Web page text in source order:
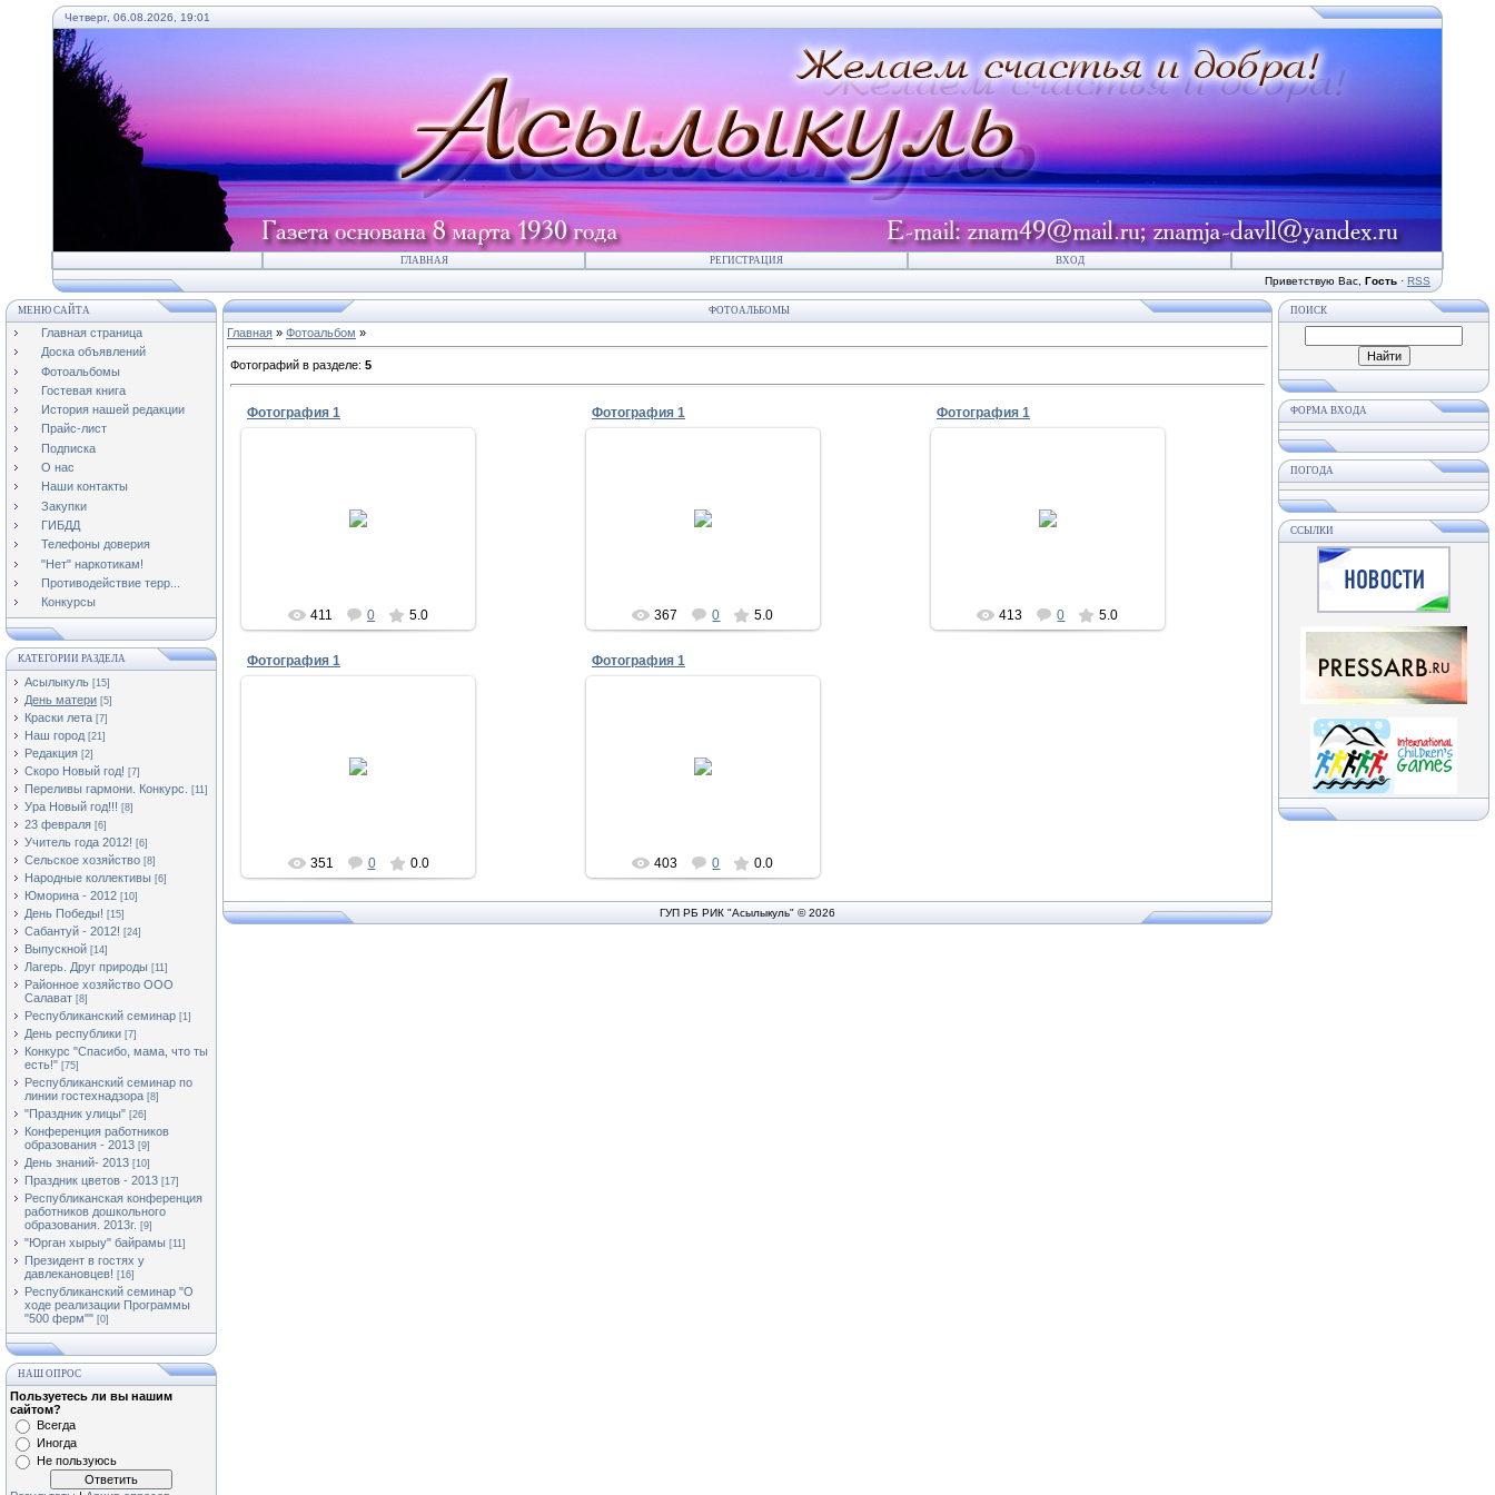
Четверг, 06.08.2026, 19:01
ГЛАВНАЯ РЕГИСТРАЦИЯ ВХОД
Приветствую Вас Гость · RSS
МЕНЮ САЙТА
Главная страница
Доска объявлений
Фотоальбомы
Гостевая книга
История нашей редакции
Прайс-лист
Подписка
О нас
Наши контакты
Закупки
ГИБДД
Телефоны доверия
"Нет" наркотикам!
Противодействие терр...
Конкурсы
КАТЕГОРИИ РАЗДЕЛА
Асылыкуль [15]
День матери [5]
Краски лета [7]
Наш город [21]
Редакция [2]
Скоро Новый год! [7]
Переливы гармони. Конкурс. [11]
Ура Новый год!!! [8]
23 февраля [6]
Учитель года 2012! [6]
Сельское хозяйство [8]
Народные коллективы [6]
Юморина - 2012 [10]
День Победы! [15]
Сабантуй - 2012! [24]
Выпускной [14]
Лагерь. Друг природы [11]
Районное хозяйство ООО
Салават [8]
Республиканский семинар [1]
День республики [7]
Конкурс "Спасибо, мама, что ты
есть!" [75]
Республиканский семинар по
линии гостехнадзора [8]
"Праздник улицы" [26]
Конференция работников
образования - 2013 [9]
День знаний- 2013 [10]
Праздник цветов - 2013 [17]
Республиканская конференция
работников дошкольного
образования. 2013г. [9]
"Юрган хырыу" байрамы [11]
Президент в гостях у
давлекановцев! [16]
Республиканский семинар "О
ходе реализации Программы
"500 ферм"" [0]
НАШ ОПРОС
Пользуетесь ли вы нашим
сайтом?
Всегда
Иногда
Не пользуюсь
ФОТОАЛЬБОМЫ
Главная » Фотоальбом »
Фотографий в разделе: 5
Фотография 1
411 0 5.0
Фотография 1
367 0 5.0
Фотография 1
413 0 5.0
Фотография 1
351 0 0.0
Фотография 1
403 0 0.0
ГУП РБ РИК "Асылыкуль" © 2026
ПОИСК
ФОРМА ВХОДА
ПОГОДА
ССЫЛКИ